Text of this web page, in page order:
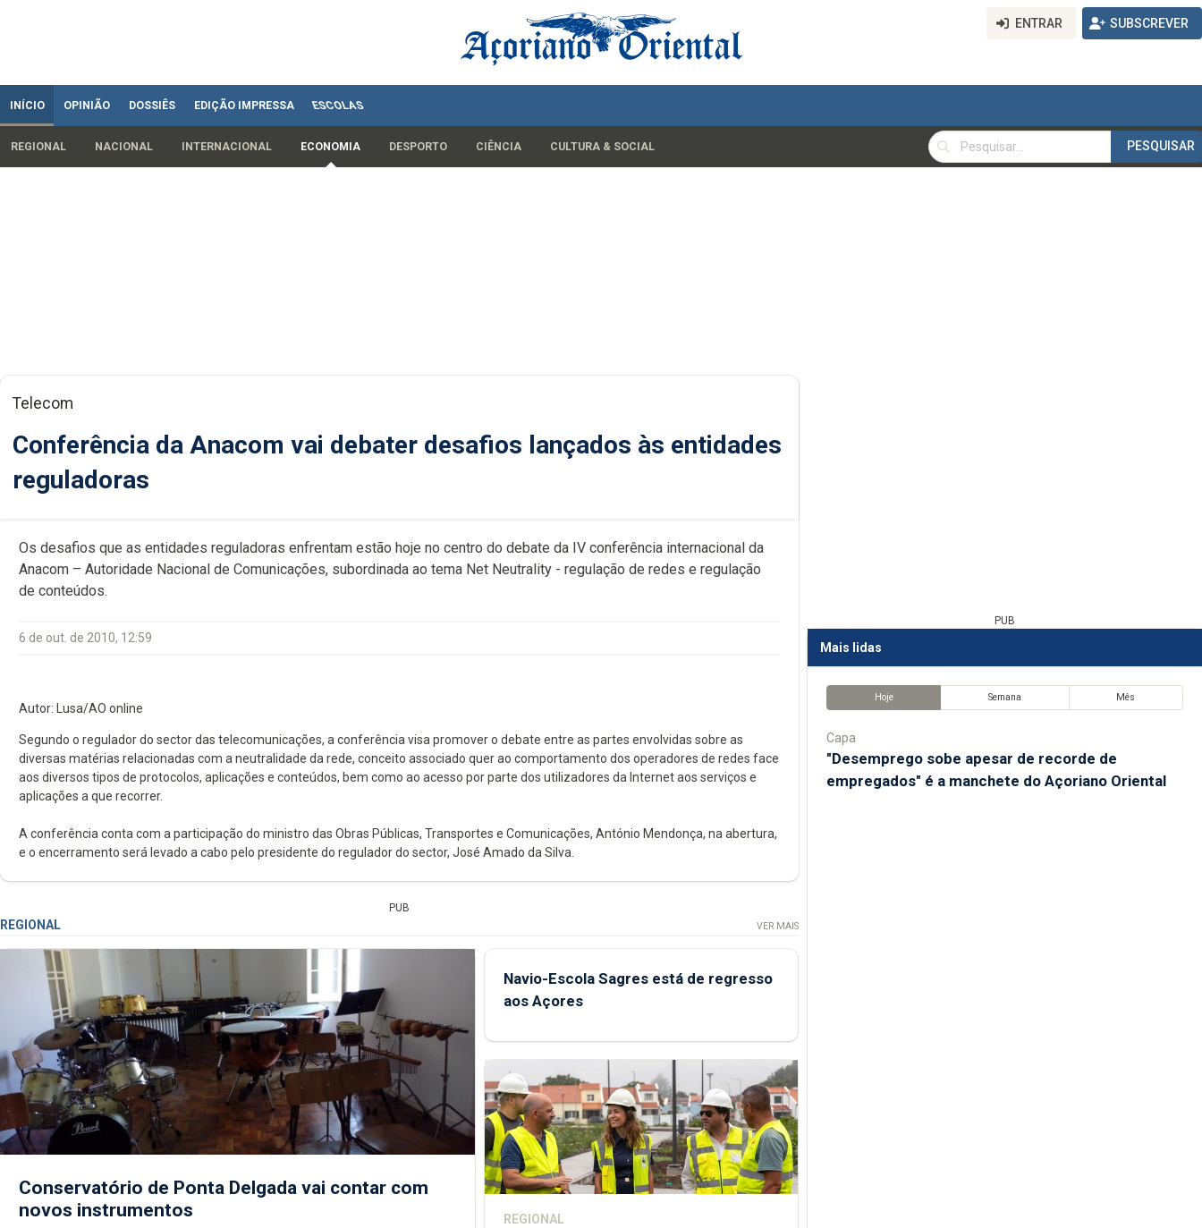
ENTRAR SUBSCREVER
INÍCIO OPINIÃO DOSSIÊS EDIÇÃO IMPRESSA ESCOLAS
REGIONAL NACIONAL INTERNACIONAL ECONOMIA DESPORTO CIÊNCIA CULTURA & SOCIAL
PESQUISAR
PESQUISAR
Telecom
Conferência da Anacom vai debater desafios lançados às entidades
reguladoras
Os desafios que as entidades reguladoras enfrentam estão hoje no centro do debate da IV conferência internacional da
Anacom – Autoridade Nacional de Comunicações, subordinada ao tema Net Neutrality - regulação de redes e regulação
de conteúdos.
6 de out. de 2010, 12:59
Autor: Lusa/AO online
Segundo o regulador do sector das telecomunicações, a conferência visa promover o debate entre as partes envolvidas sobre as
diversas matérias relacionadas com a neutralidade da rede, conceito associado quer ao comportamento dos operadores de redes face
aos diversos tipos de protocolos, aplicações e conteúdos, bem como ao acesso por parte dos utilizadores da Internet aos serviços e
aplicações a que recorrer.
A conferência conta com a participação do ministro das Obras Públicas, Transportes e Comunicações, António Mendonça, na abertura,
e o encerramento será levado a cabo pelo presidente do regulador do sector, José Amado da Silva.
PUB
REGIONAL VER MAIS
Conservatório de Ponta Delgada vai contar com
novos instrumentos
Navio-Escola Sagres está de regresso
aos Açores
REGIONAL
PUB
Mais lidas
Hoje Semana Mês
Capa
"Desemprego sobe apesar de recorde de
empregados" é a manchete do Açoriano Oriental